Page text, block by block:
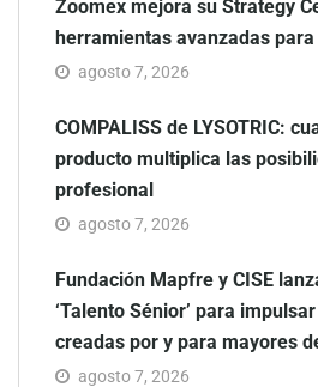
Zoomex mejora su Strategy
herramientas avanzadas
agosto 7, 2026
COMPALISS de LYSOTRIC:
producto multiplica las
profesional
agosto 7, 2026
Fundación Mapfre y CISE
‘Talento Sénior’ para
creadas por y para mayores
agosto 7, 2026